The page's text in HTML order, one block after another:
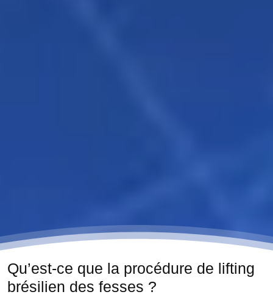
Qu’est-ce que la procédure de lifting
brésilien des fesses ?